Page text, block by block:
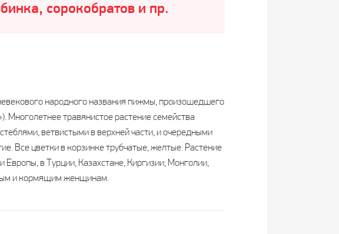
сорокобратов и пр.
народного названия пижмы, произошедшего
Многолетнее травянистое растение семейства
ветвистыми в верхней части, и очередными
Все цветки в корзинке трубчатые, желтые. Растение
в Турции, Казахстане, Киргизии, Монголии,
и кормящим женщинам.